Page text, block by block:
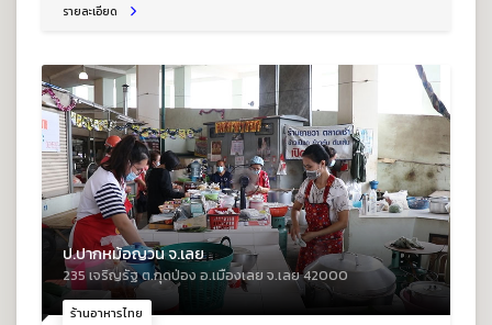
รายละเอียด
ร้านอาหารไทย
ป.ปากหม้อญวน จ.เลย
235 เจริญรัฐ ต.กุดป่อง อ.เมืองเลย จ.เลย 42000